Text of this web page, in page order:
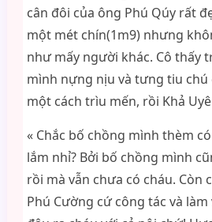
cân đôi của ông Phú Qúy rất
một mét chín(1m9) nhưng
như mấy người khác. Cô thấy
mình nựng nịu và tưng tiu chú
một cách trìu mến, rồi Khả
« Chắc bố chồng mình thèm
lắm nhỉ? Bởi bố chồng mình
rồi mà vẫn chưa có cháu. Còn
Phú Cường cứ công tác và